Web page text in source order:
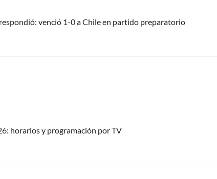
venció 1-0 a Chile en partido preparatorio
horarios y programación por TV